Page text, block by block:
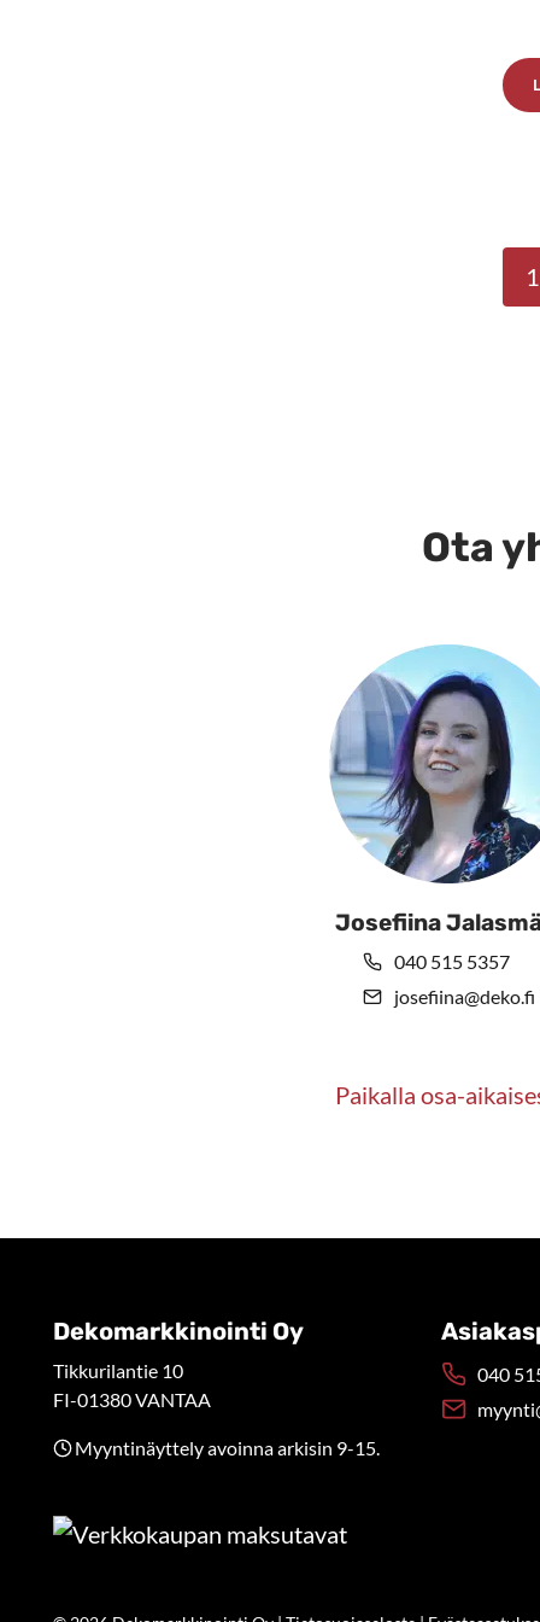
1
Ota
Josefiina
040 515 5357
josefiina@deko.fi
Paikalla osa-
Dekomarkkinointi Oy
Tikkurilantie 10
FI-01380 VANTAA
Myyntinäyttely avoinna arkisin 9-15.
040